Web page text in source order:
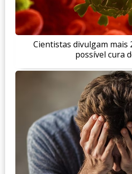
Cientistas divulgam mais
possível cura